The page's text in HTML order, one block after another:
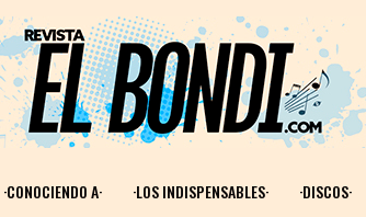
·CONOCIENDO A· ·LOS INDISPENSABLES· ·DISCOS·